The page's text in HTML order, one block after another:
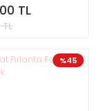
TL
%45